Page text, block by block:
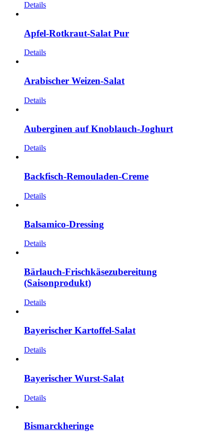
Details
Apfel-Rotkraut-Salat Pur
Details
Arabischer Weizen-Salat
Details
Auberginen auf Knoblauch-Joghurt
Details
Backfisch-Remouladen-Creme
Details
Balsamico-Dressing
Details
Bärlauch-Frischkäsezubereitung
(Saisonprodukt)
Details
Bayerischer Kartoffel-Salat
Details
Bayerischer Wurst-Salat
Details
Bismarckheringe